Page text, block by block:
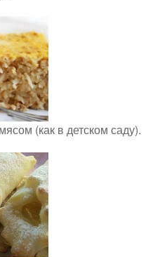
(как в детском саду).